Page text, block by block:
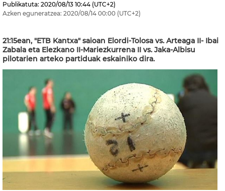
Publikatuta: 2020/08/13 10:44 (UTC+2)
Azken eguneratzea: 2020/08/14 00:00 (UTC+2)
21:15ean, "ETB Kantxa" saioan Elordi-Tolosa vs. Arteaga II- Ibai
Zabala eta Elezkano II-Mariezkurrena II vs. Jaka-Albisu
pilotarien arteko partiduak eskainiko dira.